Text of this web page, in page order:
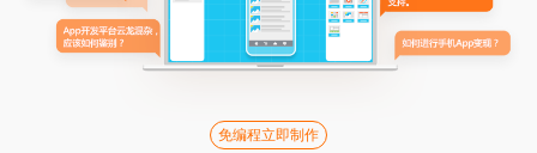
免编程立即制作